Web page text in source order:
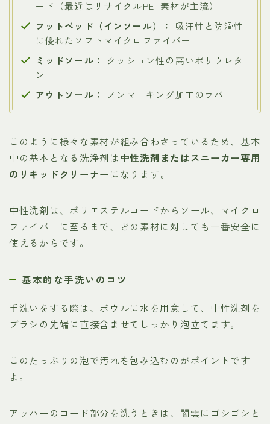
ード（最近はリサイクルPET素材が主流）
フットベッド（インソール）：
吸汗性と防滑性
に優れたソフトマイクロファイバー
ミッドソール：
クッション性の高いポリウレタ
ン
アウトソール：
ノンマーキング加工のラバー
このように様々な素材が組み合わさっているため、基本
中の基本となる洗浄剤は中性洗剤またはスニーカー専用
のリキッドクリーナー になります。
中性洗剤は、ポリエステルコードからソール、マイクロ
ファイバーに至るまで、どの素材に対しても一番安全に
使えるからです。
基本的な手洗いのコツ
手洗いをする際は、ボウルに水を用意して、中性洗剤を
ブラシの先端に直接含ませてしっかり泡立てます。
このたっぷりの泡で汚れを包み込むのがポイントです
よ。
アッパーのコード部分を洗うときは、闇雲にゴシゴシと